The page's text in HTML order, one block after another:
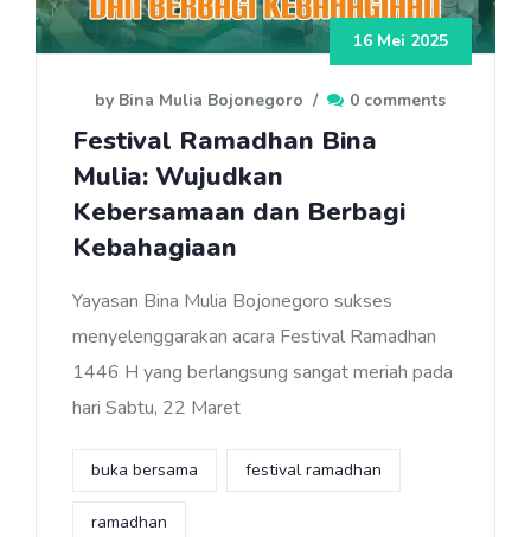
16 Mei 2025
by Bina Mulia Bojonegoro / 0 comments
Festival Ramadhan Bina
Mulia: Wujudkan
Kebersamaan dan Berbagi
Kebahagiaan
Yayasan Bina Mulia Bojonegoro sukses
menyelenggarakan acara Festival Ramadhan
1446 H yang berlangsung sangat meriah pada
hari Sabtu, 22 Maret
buka bersama festival ramadhan
ramadhan